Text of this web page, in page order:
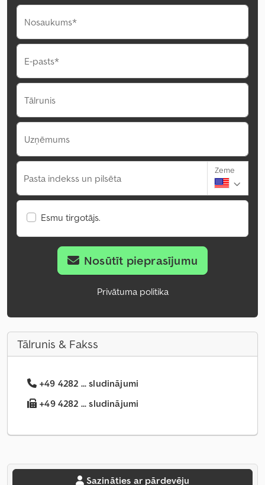
Nosaukums*
E-pasts*
Tālrunis
Uzņēmums
Pasta indekss un pilsēta
Zeme
Esmu tirgotājs.
Nosūtīt pieprasījumu
Privātuma politika
Tālrunis & Fakss
+49 4282 ... sludinājumi
+49 4282 ... sludinājumi
Sazināties ar pārdevēju